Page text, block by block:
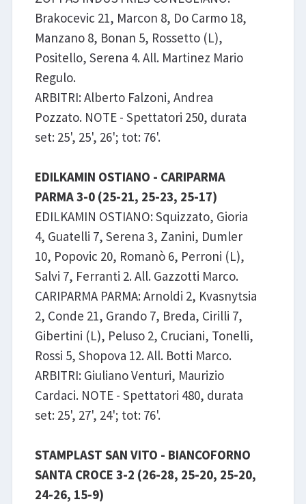
Brakocevic 21, Marcon 8, Do Carmo 18,
Manzano 8, Bonan 5, Rossetto (L),
Positello, Serena 4. All. Martinez Mario
Regulo.
ARBITRI: Alberto Falzoni, Andrea
Pozzato. NOTE - Spettatori 250, durata
set: 25', 25', 26'; tot: 76'.
EDILKAMIN OSTIANO - CARIPARMA
PARMA 3-0 (25-21, 25-23, 25-17)
EDILKAMIN OSTIANO: Squizzato, Gioria
4, Guatelli 7, Serena 3, Zanini, Dumler
10, Popovic 20, Romanò 6, Perroni (L),
Salvi 7, Ferranti 2. All. Gazzotti Marco.
CARIPARMA PARMA: Arnoldi 2, Kvasnytsia
2, Conde 21, Grando 7, Breda, Cirilli 7,
Gibertini (L), Peluso 2, Cruciani, Tonelli,
Rossi 5, Shopova 12. All. Botti Marco.
ARBITRI: Giuliano Venturi, Maurizio
Cardaci. NOTE - Spettatori 480, durata
set: 25', 27', 24'; tot: 76'.
STAMPLAST SAN VITO - BIANCOFORNO
SANTA CROCE 3-2 (26-28, 25-20, 25-20,
24-26, 15-9)